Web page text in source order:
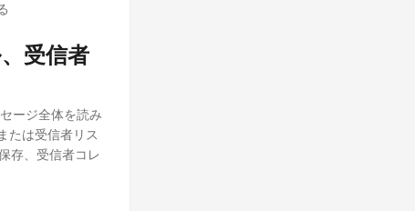
受信者
ージ全体を読み
たは受信者リス
存、受信者コレ